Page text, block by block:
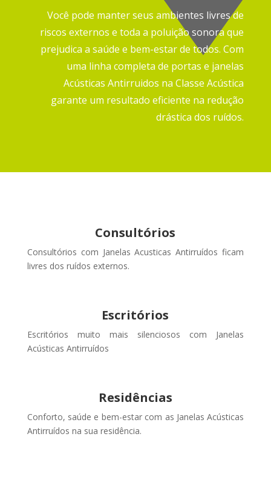
Você pode manter seus ambientes livres de
riscos externos e toda a poluição sonora que
prejudica a saúde e bem-estar de todos.Com
uma linha completa de portas e janelas
Acústicas Antirruidos na Classe Acústica
garante um resultado eficiente na redução
drástica dos ruídos.
Consultórios
Consultórios com Janelas Acusticas Antirruídos ficam
livres dos ruídos externos.
Escritórios
Escritórios muito mais silenciosos com Janelas
Acústicas Antirruídos
Residências
Conforto, saúde e bem-estar com as Janelas Acústicas
Antirruídos na sua residência.